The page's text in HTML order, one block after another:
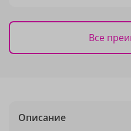
Все
Описание